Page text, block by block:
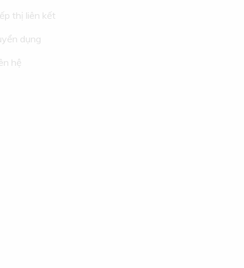
thị liên kết
dụng
hệ